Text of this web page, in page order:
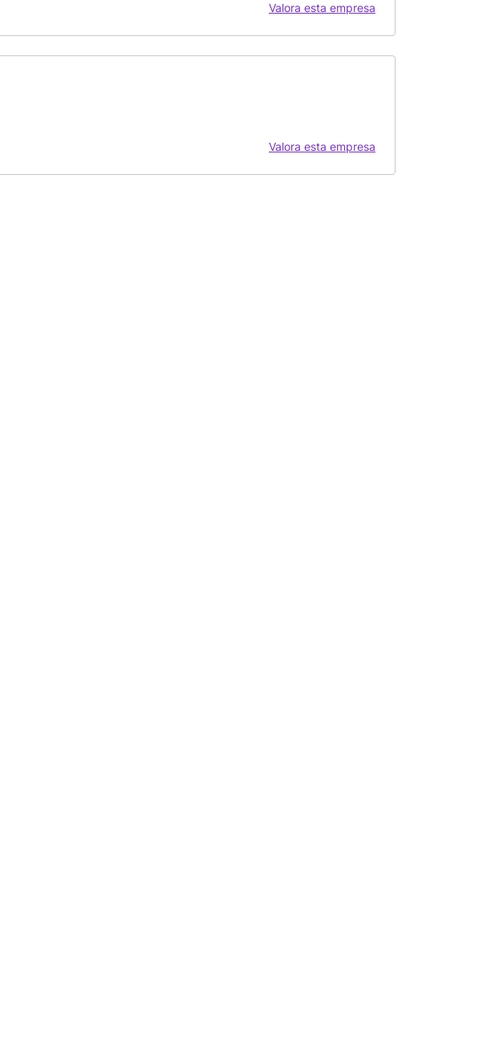
Valora esta empresa
Valora esta empresa